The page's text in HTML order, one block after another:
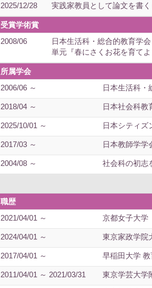
2025/12/28 実践家教員として論文を書
受賞学術賞
2008/06
日本生活科・総合的教育学
単元『春にさくお花を育て
所属学会
2006/06 ～
日本生活科・
2018/04 ～ 日本社会科教
2025/10/01 ～ 日本シティズ
2017/03 ～ 日本教師学学
2004/08 ～ 社会科の初志
職歴
2021/04/01 ～
京都女子大
2024/04/01 ～ 東京家政学院
2017/04/01 ～ 早稲田大学
2011/04/01 ～ 2021/03/31 東京学芸大学